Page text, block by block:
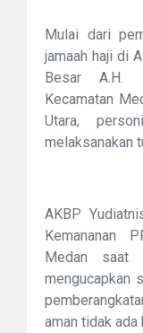
Mulai dari
jamaah haji di
Besar A.H.
Kecamatan
Utara,
melaksanakan
AKBP
Kemananan
Medan saat
mengucapkan
aman tidak ada